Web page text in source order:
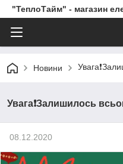
"ТеплоТайм" - магазин
Новини
Увага❗Залишилось
08.12.2020